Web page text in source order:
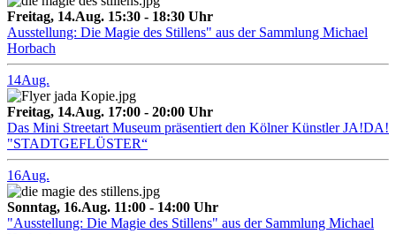
Freitag, 14.Aug. 15:30 - 18:30 Uhr
Ausstellung: Die Magie des Stillens" aus der Sammlung Michael
Horbach
14Aug.
Freitag, 14.Aug. 17:00 - 20:00 Uhr
Das Mini Streetart Museum präsentiert den Kölner Künstler JA!DA!
"STADTGEFLÜSTER“
16Aug.
Sonntag, 16.Aug. 11:00 - 14:00 Uhr
"Ausstellung: Die Magie des Stillens" aus der Sammlung Michael